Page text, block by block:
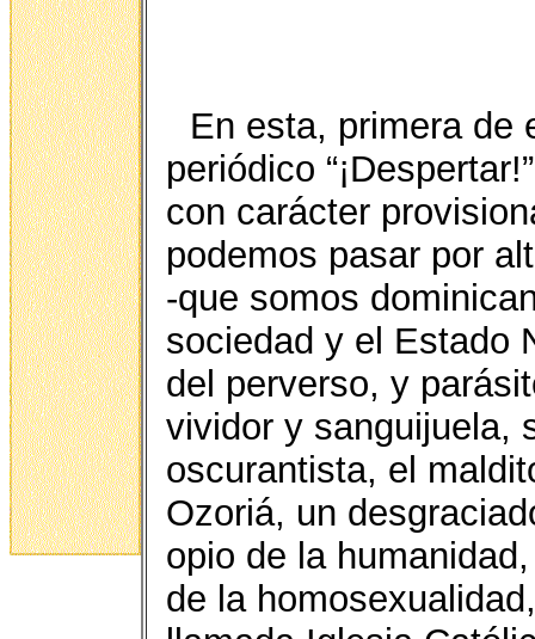
En esta, primera de
periódico
con carácter
podemos pasar por
-que somos
sociedad y el Estado
del perverso, y
vividor y sanguijuela,
oscurantista, el
Ozoriá, un
opio de la
de la